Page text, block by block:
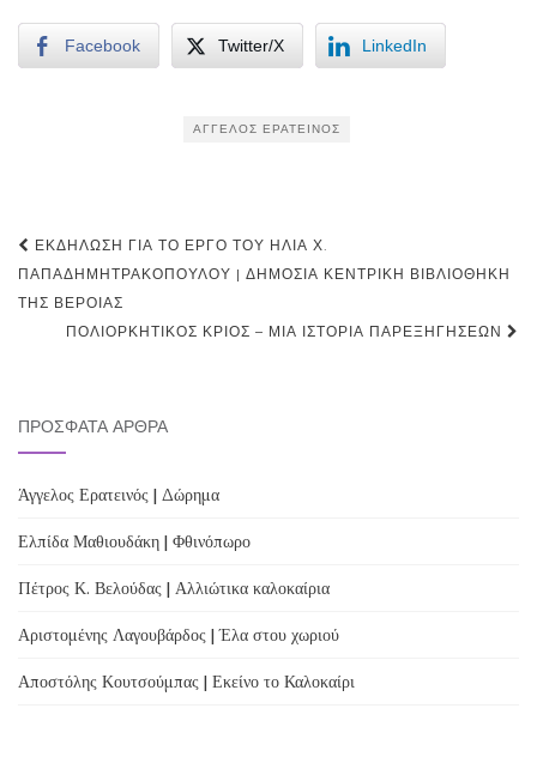
Facebook Twitter/X LinkedIn
ΆΓΓΕΛΟΣ ΕΡΑΤΕΙΝΌΣ
Post
navigation
ΕΚΔΉΛΩΣΗ ΓΙΑ ΤΟ ΈΡΓΟ ΤΟΥ ΗΛΊΑ Χ.
ΠΑΠΑΔΗΜΗΤΡΑΚΌΠΟΥΛΟΥ | ΔΗΜΌΣΙΑ ΚΕΝΤΡΙΚΉ ΒΙΒΛΙΟΘΉΚΗ
ΤΗΣ ΒΈΡΟΙΑΣ
ΠΟΛΙΟΡΚΗΤΙΚΌΣ ΚΡΙΌΣ – ΜΙΑ ΙΣΤΟΡΊΑ ΠΑΡΕΞΗΓΉΣΕΩΝ
ΠΡΌΣΦΑΤΑ ΆΡΘΡΑ
Άγγελος Ερατεινός | Δώρημα
Ελπίδα Μαθιουδάκη | Φθινόπωρο
Πέτρος Κ. Βελούδας | Αλλιώτικα καλοκαίρια
Αριστομένης Λαγουβάρδος | Έλα στου χωριού
Αποστόλης Κουτσούμπας | Εκείνο το Καλοκαίρι